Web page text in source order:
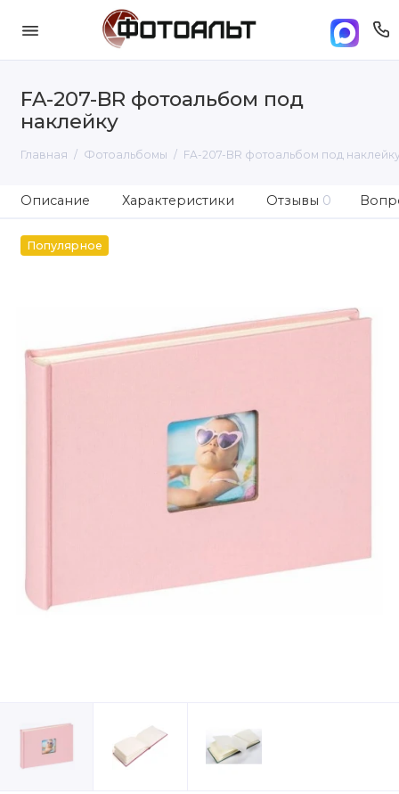
FA-207-BR фотоальбом под
наклейку
Главная Фотоальбомы FA-207-BR фотоальбом под
Описание Характеристики Отзывы 0
Популярное